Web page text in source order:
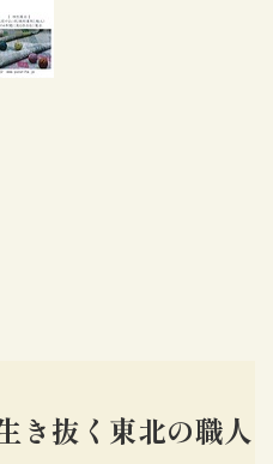
き抜く東北の職人